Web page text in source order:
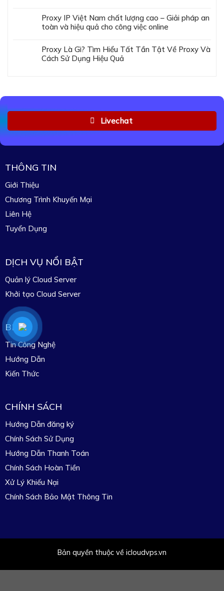
Proxy IP Việt Nam chất lượng cao – Giải pháp an
toàn và hiệu quả cho công việc online
Proxy Là Gì? Tìm Hiểu Tất Tần Tật Về Proxy Và
Cách Sử Dụng Hiệu Quả
Livechat
THÔNG TIN
Giới Thiệu
Chương Trình Khuyến Mại
Liên Hệ
Tuyển Dụng
DỊCH VỤ NỔI BẬT
Quản lý Cloud Server
Khởi tạo Cloud Server
BLOG
Tin Công Nghệ
Hướng Dẫn
Kiến Thức
CHÍNH SÁCH
Hướng Dẫn đăng ký
Chính Sách Sử Dụng
Hướng Dẫn Thanh Toán
Chính Sách Hoàn Tiền
Xử Lý Khiếu Nại
Chính Sách Bảo Mật Thông Tin
Bản quyền thuộc về icloudvps.vn